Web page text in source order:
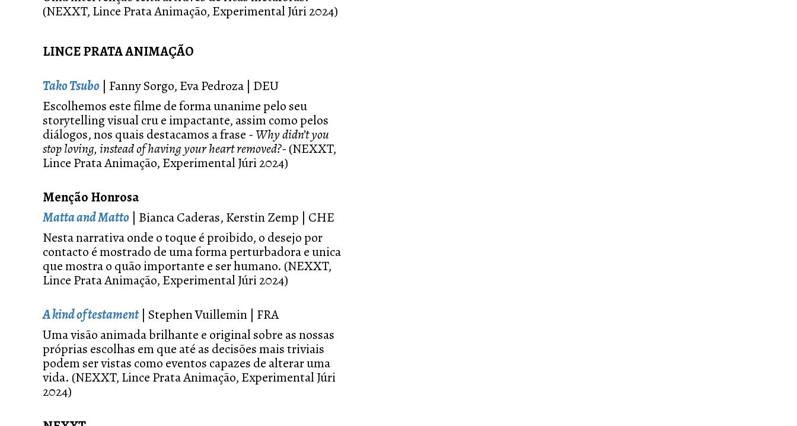
(NEXXT, Lince Prata Animação, Experimental Júri 2024)
LINCE PRATA ANIMAÇÃO
Tako Tsubo | Fanny Sorgo, Eva Pedroza | DEU
Escolhemos este filme de forma unanime pelo seu
storytelling visual cru e impactante, assim como pelos
diálogos, nos quais destacamos a frase - Why didn’t you
stop loving, instead of having your heart removed?- (NEXXT,
Lince Prata Animação, Experimental Júri 2024)
Menção Honrosa
Matta and Matto | Bianca Caderas, Kerstin Zemp | CHE
Nesta narrativa onde o toque é proibido, o desejo por
contacto é mostrado de uma forma perturbadora e unica
que mostra o quão importante e ser humano. (NEXXT,
Lince Prata Animação, Experimental Júri 2024)
A kind of testament | Stephen Vuillemin | FRA
Uma visão animada brilhante e original sobre as nossas
próprias escolhas em que até as decisões mais triviais
podem ser vistas como eventos capazes de alterar uma
vida. (NEXXT, Lince Prata Animação, Experimental Júri
2024)